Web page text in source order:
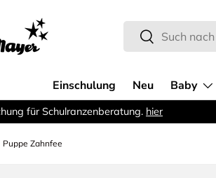
Inhalt Suchen
Suchen
Einschulung Neu Baby
für Schulranzenberatung. hier
Puppe Zahnfee